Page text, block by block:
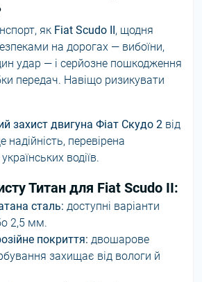
як Fiat Scudo II, щодня
на дорогах — вибоїни,
удар — і серйозне пошкодження
передач. Навіщо ризикувати
захист двигуна Фіат Скудо 2 від
перевірена
водіїв.
Титан для Fiat Scudo II:
сталь: доступні варіанти
2,5 мм.
покриття: двошарове
захищає від вологи й